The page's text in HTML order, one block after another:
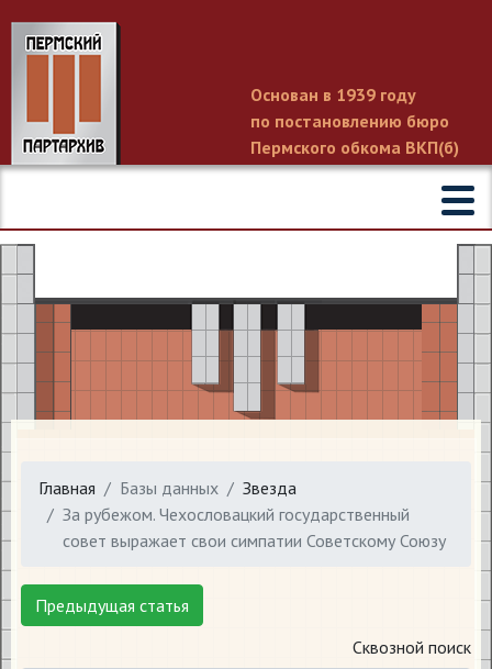
Основан в 1939 году
по постановлению бюро
Пермского обкома ВКП(б)
Главная Базы данных
Звезда
За рубежом. Чехословацкий государственный
совет выражает свои симпатии Советскому Союзу
Предыдущая статья
Сквозной поиск